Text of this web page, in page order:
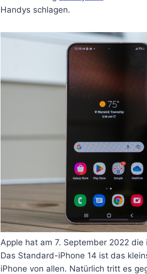
Handys schlagen.
Apple hat am 7. September 2022
Das Standard-iPhone 14 ist das
iPhone von allen. Natürlich tritt es